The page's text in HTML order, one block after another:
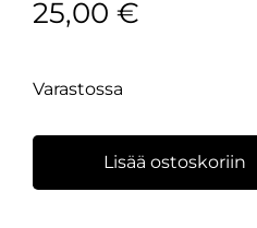
25,00 €
Varastossa
Lisää ostoskoriin